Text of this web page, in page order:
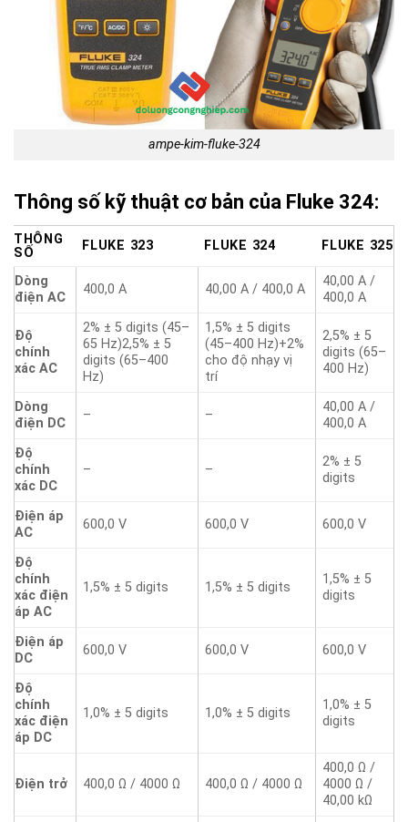
ampe-kim-fluke-324
Thông số kỹ thuật cơ bản của Fluke 324:
THÔNG
SỐ
FLUKE 323 FLUKE 324 FLUKE 325
Dòng
điện AC
400,0 A 40,00 A / 400,0 A
40,00 A /
400,0 A
Độ
chính
xác AC
2% ± 5 digits (45–
65 Hz)2,5% ± 5
digits (65–400
Hz)
1,5% ± 5 digits
(45–400 Hz)+2%
cho độ nhạy vị
trí
2,5% ± 5
digits (65–
400 Hz)
Dòng
điện DC
– –
40,00 A /
400,0 A
Độ
chính
xác DC
– –
2% ± 5
digits
Điện áp
AC
600,0 V 600,0 V 600,0 V
Độ
chính
xác điện
áp AC
1,5% ± 5 digits 1,5% ± 5 digits
1,5% ± 5
digits
Điện áp
DC
600,0 V 600,0 V 600,0 V
Độ
chính
xác điện
áp DC
1,0% ± 5 digits 1,0% ± 5 digits
1,0% ± 5
digits
Điện trở 400,0 Ω / 4000 Ω 400,0 Ω / 4000 Ω
400,0 Ω /
4000 Ω /
40,00 kΩ